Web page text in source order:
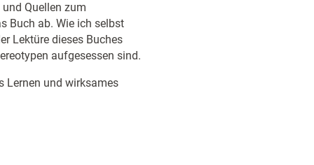
Quellen zum
Buch ab. Wie ich selbst
Lektüre dieses Buches
aufgesessen sind.
Lernen und wirksames